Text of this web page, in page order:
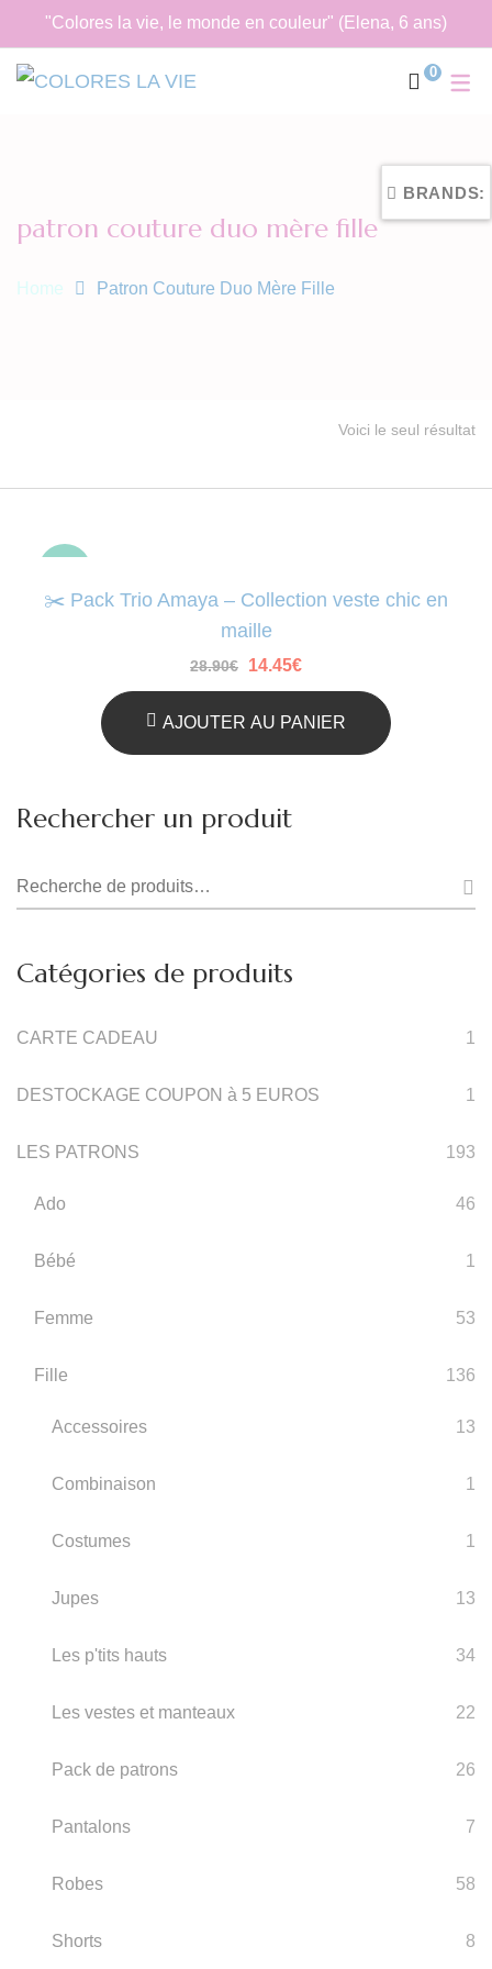
"Colores la vie, le monde en couleur" (Elena, 6 ans)
0
patron couture duo mère fille
Home Patron Couture Duo Mère Fille
Voici le seul résultat
✂️ Pack Trio Amaya – Collection veste chic en
maille
28.90€
Le
était :
28.90€.
14.45€Le
est :
14.45€.
AJOUTER AU PANIER
Rechercher un produit
Recherche
Catégories de produits
CARTE CADEAU 1
DESTOCKAGE COUPON à 5 EUROS 1
LES PATRONS 193
Ado 46
Bébé 1
Femme 53
Fille 136
Accessoires 13
Combinaison 1
Costumes 1
Jupes 13
Les p'tits hauts 34
Les vestes et manteaux 22
Pack de patrons 26
Pantalons 7
Robes 58
Shorts 8
BRANDS: